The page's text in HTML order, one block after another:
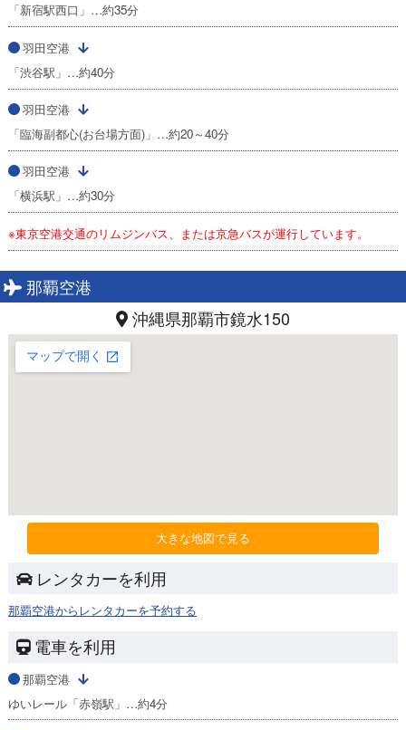
「新宿駅西口」…約35分
羽田空港
「渋谷駅」…約40分
羽田空港
「臨海副都心(お台場方面)」…約20～40分
羽田空港
「横浜駅」…約30分
※東京空港交通のリムジンバス、または京急バスが運行しています。
那覇空港
沖縄県那覇市鏡水150
大きな地図で見る
レンタカーを利用
那覇空港からレンタカーを予約する
電車を利用
那覇空港
ゆいレール「赤嶺駅」…約4分